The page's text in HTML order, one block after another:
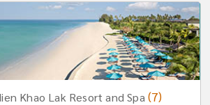
Khao Lak Resort and Spa (7)